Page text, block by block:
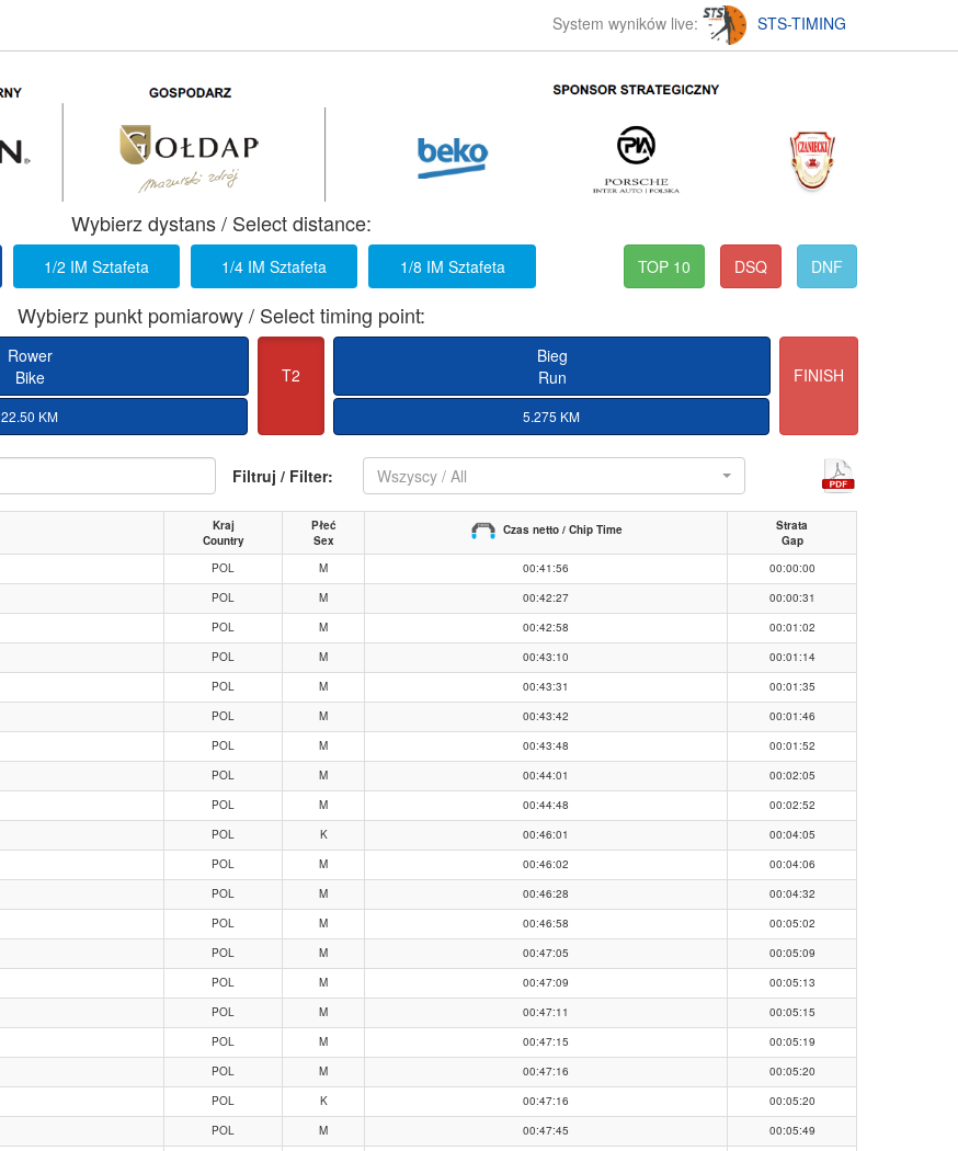
System wyników live: STS-TIMING
Wybierz dystans / Select distance:
1/2 IM Sztafeta 1/4 IM Sztafeta 1/8 IM Sztafeta TOP 10 DSQ DNF
Wybierz punkt pomiarowy / Select timing point:
Rower
Bike
22.50 KM
T2
Bieg
Run
5.275 KM
FINISH
Filtruj / Filter: Wszyscy / All
Kraj
Country
Płeć
Sex
Czas netto / Chip Time
Strata
Gap
POL M 00:41:56
00:00:00
POL M 00:42:27
00:00:31
POL M 00:42:58
00:01:02
POL M 00:43:10
00:01:14
POL M 00:43:31
00:01:35
POL M 00:43:42
00:01:46
POL M 00:43:48
00:01:52
POL M 00:44:01
00:02:05
POL M 00:44:48
00:02:52
POL K 00:46:01
00:04:05
POL M 00:46:02
00:04:06
POL M 00:46:28
00:04:32
POL M 00:46:58
00:05:02
POL M 00:47:05
00:05:09
POL M 00:47:09
00:05:13
POL M 00:47:11
00:05:15
POL M 00:47:15
00:05:19
POL M 00:47:16
00:05:20
POL K 00:47:16
00:05:20
POL M 00:47:45
00:05:49